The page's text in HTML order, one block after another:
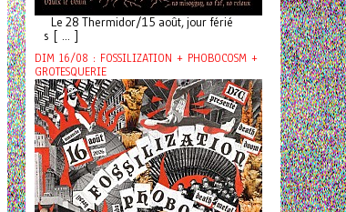
Le 28 Thermidor/15 août, jour férié
s [ ... ]
DIM 16/08 : FOSSILIZATION + PHOBOCOSM +
GROTESQUERIE